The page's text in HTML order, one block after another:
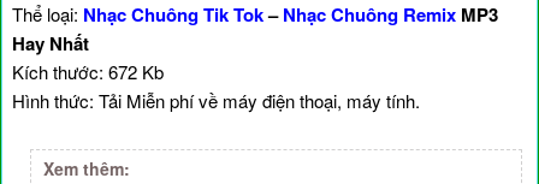
Thể loại: Nhạc Chuông Tik Tok–Nhạc Chuông Remix MP3
Hay Nhất
Kích thước: 672 Kb
Hình thức: Tải Miễn phí về máy điện thoại, máy tính.
Xem thêm: